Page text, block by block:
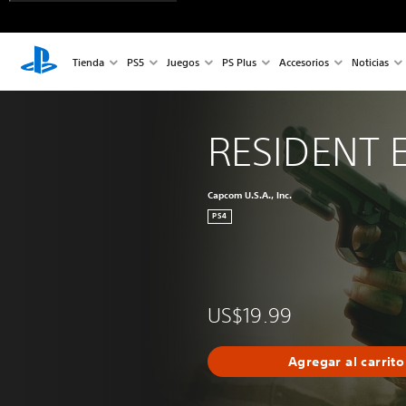
Tienda PS5 Juegos PS Plus Accesorios Noticias
RESIDENT
Capcom U.S.A., Inc.
PS4
US$19.99
Agregar al carrito